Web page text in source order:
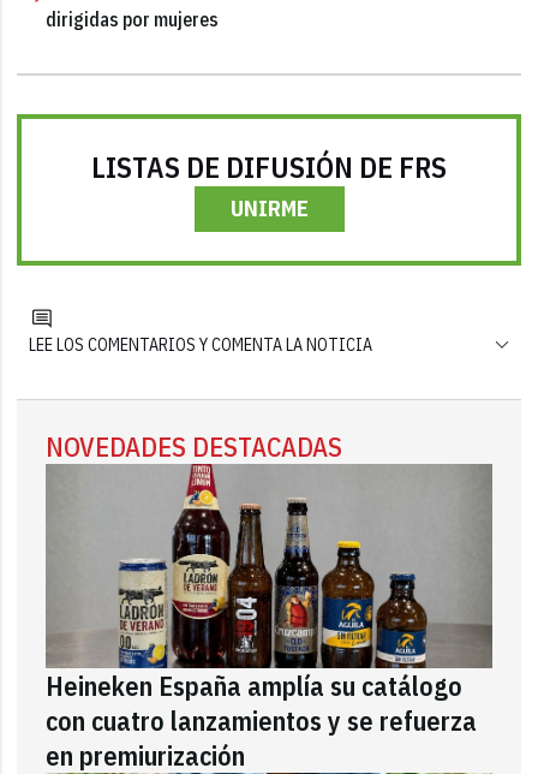
dirigidas por mujeres
LISTAS DE DIFUSIÓN DE FRS
UNIRME
LEE LOS COMENTARIOS Y COMENTA LA NOTICIA
NOVEDADES DESTACADAS
Heineken España amplía su catálogo
con cuatro lanzamientos y se refuerza
en premiurización